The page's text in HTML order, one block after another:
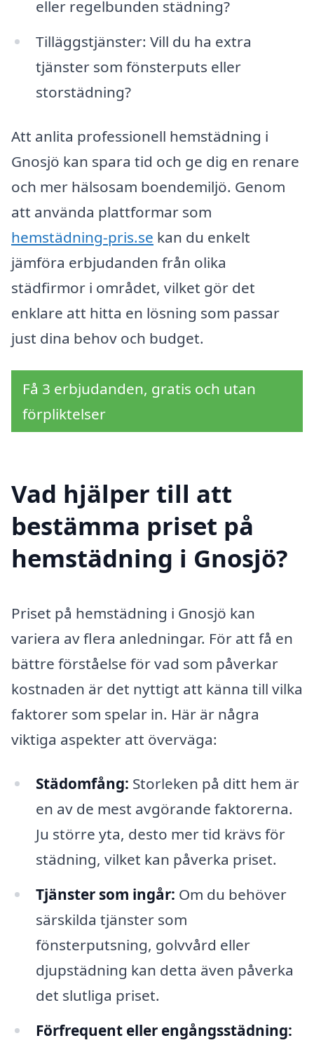
eller regelbunden städning?
Tilläggstjänster: Vill du ha extra
tjänster som fönsterputs eller
storstädning?
Att anlita professionell hemstädning i
Gnosjö kan spara tid och ge dig en renare
och mer hälsosam boendemiljö. Genom
att använda plattformar som
hemstädning-pris.se kan du enkelt
jämföra erbjudanden från olika
städfirmor i området, vilket gör det
enklare att hitta en lösning som passar
just dina behov och budget.
Få 3 erbjudanden, gratis och utan
förpliktelser
Vad hjälper till att
bestämma priset på
hemstädning i Gnosjö?
Priset på hemstädning i Gnosjö kan
variera av flera anledningar. För att få en
bättre förståelse för vad som påverkar
kostnaden är det nyttigt att känna till vilka
faktorer som spelar in. Här är några
viktiga aspekter att överväga:
Städomfång: Storleken på ditt hem är
en av de mest avgörande faktorerna.
Ju större yta, desto mer tid krävs för
städning, vilket kan påverka priset.
Tjänster som ingår: Om du behöver
särskilda tjänster som
fönsterputsning, golvvård eller
djupstädning kan detta även påverka
det slutliga priset.
Förfrequent eller engångsstädning: